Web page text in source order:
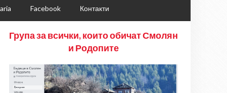
Facebook Контакти
Група за всички, които обичат Смолян
и Родопите